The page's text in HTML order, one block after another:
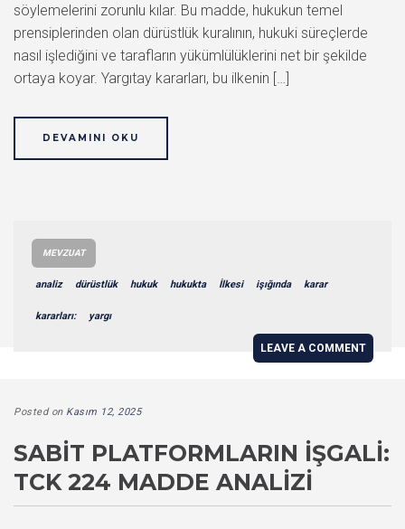
söylemelerini zorunlu kılar. Bu madde, hukukun temel
prensiplerinden olan dürüstlük kuralının, hukuki süreçlerde
nasıl işlediğini ve tarafların yükümlülüklerini net bir şekilde
ortaya koyar. Yargıtay kararları, bu ilkenin […]
DEVAMINI OKU
MEVZUAT
analiz dürüstlük hukuk hukukta İlkesi işığında karar
kararları: yargı
LEAVE A COMMENT
Posted on Kasım 12, 2025
SABIT PLATFORMLARIN İŞGALI:
TCK 224 MADDE ANALIZI